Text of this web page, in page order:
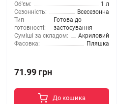
Об'єм:
1 л
Сезонність:
Всесезонна
Тип
готовності:
Готова до
застосування
Суміші за складом:
Акриловий
Фасовка:
Пляшка
71.99 грн
До кошика